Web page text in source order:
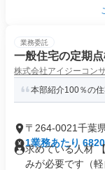
業務委託
一般住宅の定期
株式会社アイジーコン
本部紹介100％の
〒264-0021千葉
1業務あたり
求めている人材
みが必要です（軽